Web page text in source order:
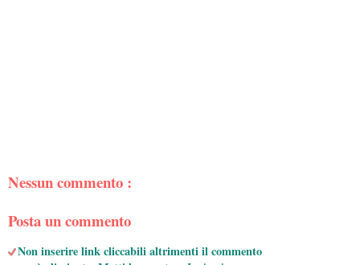
Nessun commento :
Posta un commento
Non inserire link cliccabili altrimenti il commento